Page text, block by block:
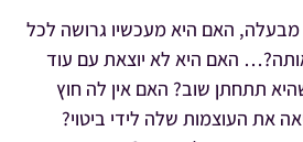
האם היא מעכשיו גרושה לכל
האם היא לא יוצאת עם עוד
תתחתן שוב? האם אין לה חוץ
את העוצמות שלה לידי ביטוי?